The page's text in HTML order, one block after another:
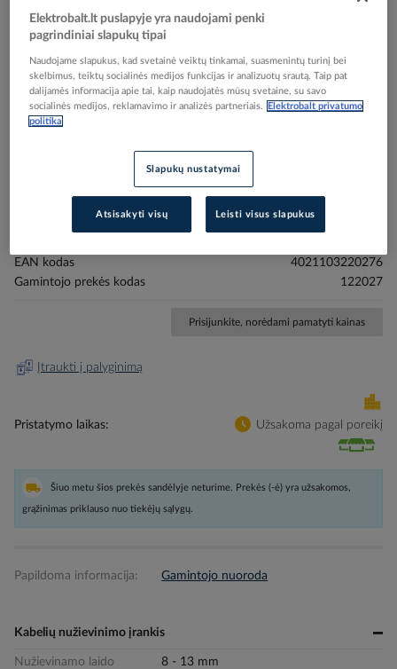
Skip
gallery
Reali prekė gali skirtis nuo pavaizduotos nuotraukoje
Nuėmiklis izoliacijos kabeliams p/t dėžutėse D=8-
13mm "JOKARI" - CIMCO
EAN kodas
4021103220276
Gamintojo prekės kodas
122027
Prisijunkite, norėdami pamatyti kainas
Įtraukti į palyginimą
Pristatymo laikas Užsakoma pagal poreikį
Šiuo metu šios prekės sandėlyje neturime. Prekės (-ė) yra užsakomos,
grąžinimas priklauso nuo tiekėjų sąlygų.
Papildoma informacija: Gamintojo nuoroda
Kabelių nužievinimo įrankis
Nužievinamo laido
8 - 13 mm
Elektrobalt.lt puslapyje yra naudojami penki
pagrindiniai slapukų tipai
Naudojame slapukus, kad svetainė veiktų tinkamai, suasmenintų turinį bei
skelbimus, teiktų socialinės medijos funkcijas ir analizuotų srautą. Taip pat
dalijamės informacija apie tai, kaip naudojatės mūsų svetaine, su savo
socialinės medijos, reklamavimo ir analizės partneriais.
Elektrobalt privatumo
politika
Slapukų nustatymai
Atsisakyti visų Leisti visus slapukus